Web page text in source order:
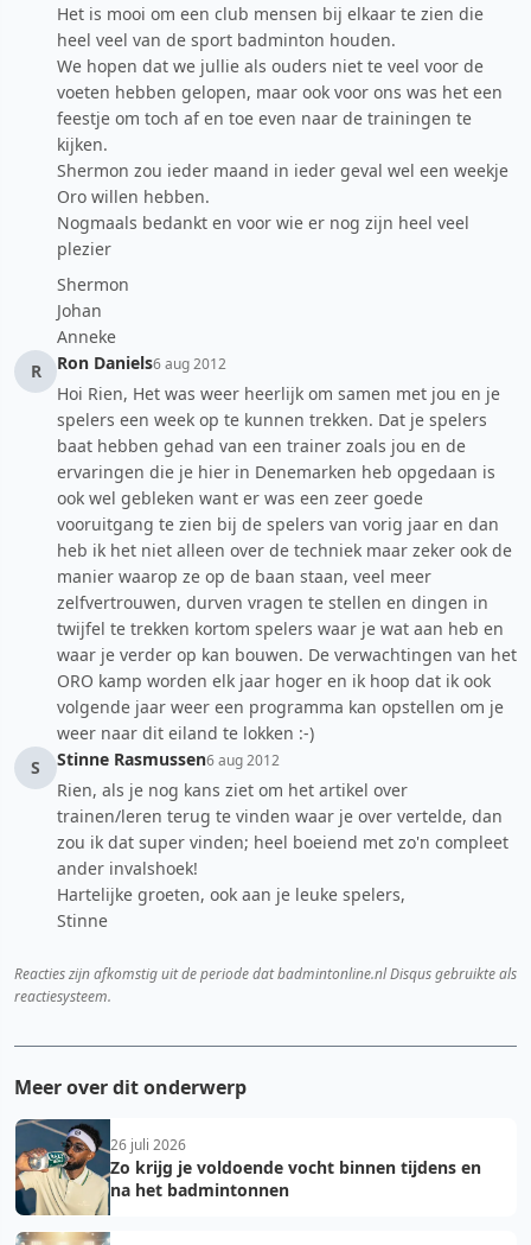
Het is mooi om een club mensen bij elkaar te zien die
heel veel van de sport badminton houden.
We hopen dat we jullie als ouders niet te veel voor de
voeten hebben gelopen, maar ook voor ons was het een
feestje om toch af en toe even naar de trainingen te
kijken.
Shermon zou ieder maand in ieder geval wel een weekje
Oro willen hebben.
Nogmaals bedankt en voor wie er nog zijn heel veel
plezier
Shermon
Johan
Anneke
R
Ron Daniels6 aug 2012
Hoi Rien, Het was weer heerlijk om samen met jou en je
spelers een week op te kunnen trekken. Dat je spelers
baat hebben gehad van een trainer zoals jou en de
ervaringen die je hier in Denemarken heb opgedaan is
ook wel gebleken want er was een zeer goede
vooruitgang te zien bij de spelers van vorig jaar en dan
heb ik het niet alleen over de techniek maar zeker ook de
manier waarop ze op de baan staan, veel meer
zelfvertrouwen, durven vragen te stellen en dingen in
twijfel te trekken kortom spelers waar je wat aan heb en
waar je verder op kan bouwen. De verwachtingen van het
ORO kamp worden elk jaar hoger en ik hoop dat ik ook
volgende jaar weer een programma kan opstellen om je
weer naar dit eiland te lokken :-)
S
Stinne Rasmussen6 aug 2012
Rien, als je nog kans ziet om het artikel over
trainen/leren terug te vinden waar je over vertelde, dan
zou ik dat super vinden; heel boeiend met zo'n compleet
ander invalshoek!
Hartelijke groeten, ook aan je leuke spelers,
Stinne
Reacties zijn afkomstig uit de periode dat badmintonline.nl Disqus gebruikte als
reactiesysteem.
Meer over dit onderwerp
26 juli 2026
Zo krijg je voldoende vocht binnen tijdens en
na het badmintonnen